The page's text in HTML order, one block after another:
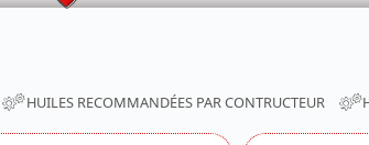
HUILES RECOMMANDÉES PAR CONTRUCTEUR